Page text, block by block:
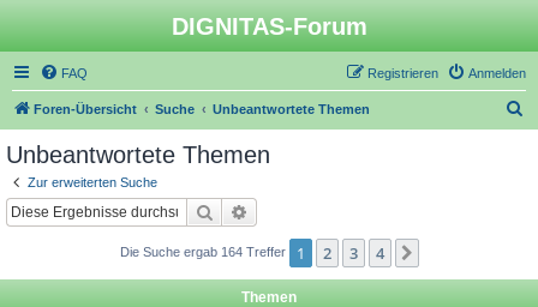
DIGNITAS-Forum
FAQ Anmelden
Registrieren
Foren-Übersicht Suche Unbeantwortete Themen
Unbeantwortete Themen
Zur erweiterten Suche
Suche
Die Suche ergab 164 Treffer 1 2 3 4
Themen